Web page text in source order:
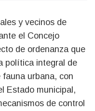
el Concejo
de ordenanza que
política integral de
urbana, con
Estado municipal,
de control